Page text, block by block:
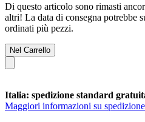
Di questo articolo sono rimasti
altri! La data di consegna potrebbe
ordinati più pezzi.
Nel Carrello
Italia: spedizione standard
Maggiori informazioni su spedizione